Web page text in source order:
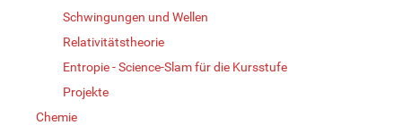
Schwingungen und Wellen
Relativitätstheorie
Entropie - Science-Slam für die Kursstufe
Projekte
Chemie